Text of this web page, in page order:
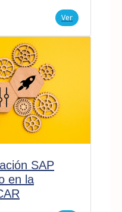
Ver
SAP
en la